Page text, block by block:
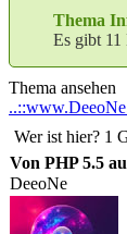
Thema
Es gibt 11
Thema ansehen
Wer ist hier? 1
Von PHP 5.5
DeeoNe